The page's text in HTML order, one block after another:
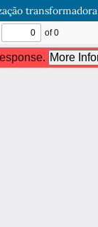
transformadora